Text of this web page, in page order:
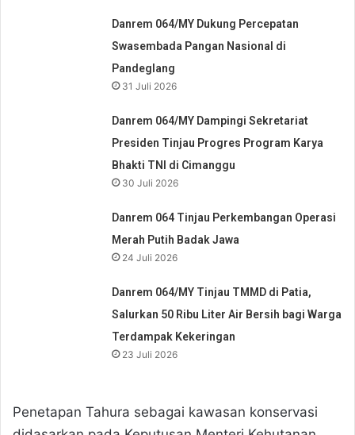
Danrem 064/MY Dukung Percepatan
Swasembada Pangan Nasional di
Pandeglang
31 Juli 2026
Danrem 064/MY Dampingi Sekretariat
Presiden Tinjau Progres Program Karya
Bhakti TNI di Cimanggu
30 Juli 2026
Danrem 064 Tinjau Perkembangan Operasi
Merah Putih Badak Jawa
24 Juli 2026
Danrem 064/MY Tinjau TMMD di Patia,
Salurkan 50 Ribu Liter Air Bersih bagi Warga
Terdampak Kekeringan
23 Juli 2026
Penetapan Tahura sebagai kawasan konservasi